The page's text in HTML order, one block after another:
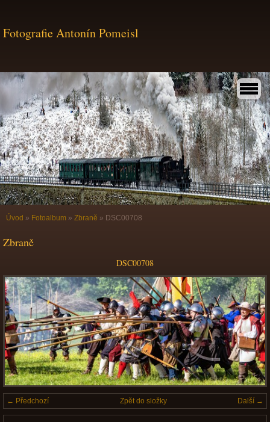
Fotografie Antonín Pomeisl
Úvod » Fotoalbum » Zbraně » DSC00708
Zbraně
DSC00708
← Předchozí Další →
Zpět do složky